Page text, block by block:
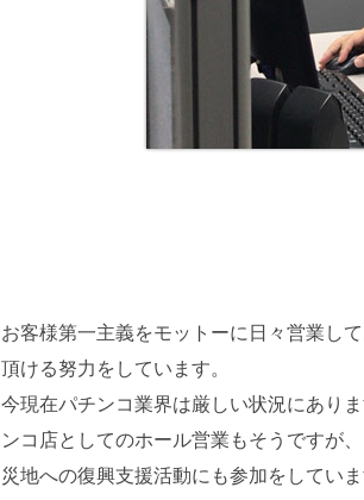
お客様第一主義をモットーに日々営業し
頂ける努力をしています。
今現在パチンコ業界は厳しい状況にあり
ンコ店としてのホール営業もそうですが
災地への復興支援活動にも参加をしていま